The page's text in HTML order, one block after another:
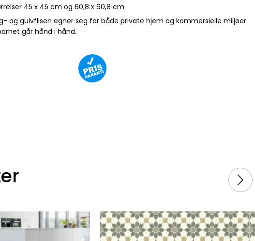
45 x 45 cm og 60,8 x 60,8 cm.
og gulvflisen egner seg for både private hjem og kommersielle miljøer
går hånd i hånd.